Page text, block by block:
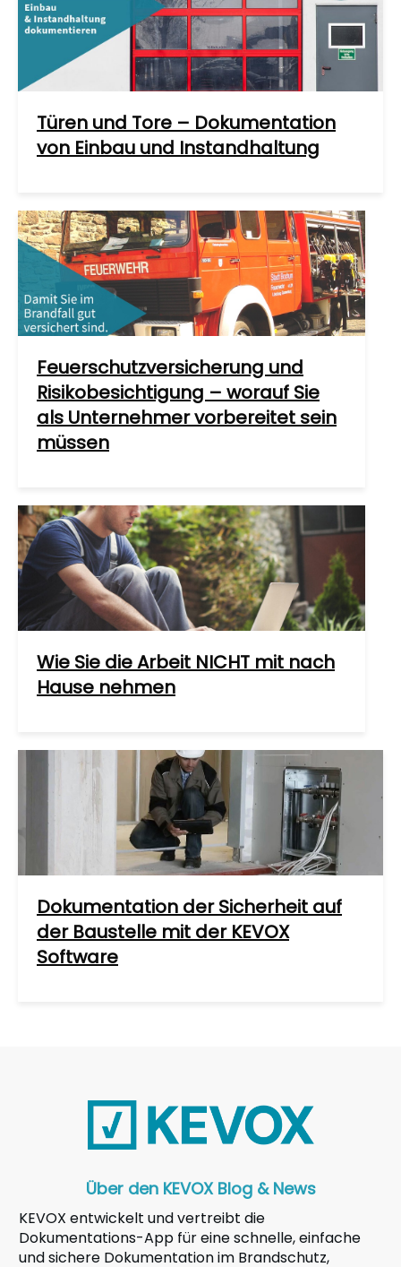
Türen und Tore – Dokumentation
von Einbau und Instandhaltung
Feuerschutzversicherung und
Risikobesichtigung – worauf Sie
als Unternehmer vorbereitet sein
müssen
Wie Sie die Arbeit NICHT mit nach
Hause nehmen
Dokumentation der Sicherheit auf
der Baustelle mit der KEVOX
Software
Über den KEVOX Blog & News
KEVOX entwickelt und vertreibt die
Dokumentations-App für eine schnelle, einfache
und sichere Dokumentation im Brandschutz,